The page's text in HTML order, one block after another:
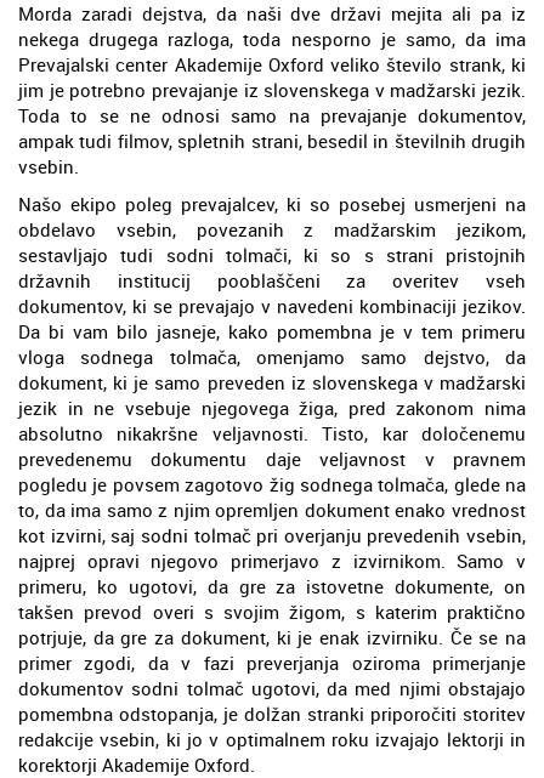
Morda zaradi dejstva, da naši dve državi mejita ali pa iz
nekega drugega razloga, toda nesporno je samo, da ima
Prevajalski center Akademije Oxford veliko število strank, ki
jim je potrebno prevajanje iz slovenskega v madžarski jezik.
Toda to se ne odnosi samo na prevajanje dokumentov,
ampak tudi filmov, spletnih strani, besedil in številnih drugih
vsebin.
Našo ekipo poleg prevajalcev, ki so posebej usmerjeni na
obdelavo vsebin, povezanih z madžarskim jezikom,
sestavljajo tudi sodni tolmači, ki so s strani pristojnih
državnih institucij pooblaščeni za overitev vseh
dokumentov, ki se prevajajo v navedeni kombinaciji jezikov.
Da bi vam bilo jasneje, kako pomembna je v tem primeru
vloga sodnega tolmača, omenjamo samo dejstvo, da
dokument, ki je samo preveden iz slovenskega v madžarski
jezik in ne vsebuje njegovega žiga, pred zakonom nima
absolutno nikakršne veljavnosti. Tisto, kar določenemu
prevedenemu dokumentu daje veljavnost v pravnem
pogledu je povsem zagotovo žig sodnega tolmača, glede na
to, da ima samo z njim opremljen dokument enako vrednost
kot izvirni, saj sodni tolmač pri overjanju prevedenih vsebin,
najprej opravi njegovo primerjavo z izvirnikom. Samo v
primeru, ko ugotovi, da gre za istovetne dokumente, on
takšen prevod overi s svojim žigom, s katerim praktično
potrjuje, da gre za dokument, ki je enak izvirniku. Če se na
primer zgodi, da v fazi preverjanja oziroma primerjanje
dokumentov sodni tolmač ugotovi, da med njimi obstajajo
pomembna odstopanja, je dolžan stranki priporočiti storitev
redakcije vsebin, ki jo v optimalnem roku izvajajo lektorji in
korektorji Akademije Oxford.